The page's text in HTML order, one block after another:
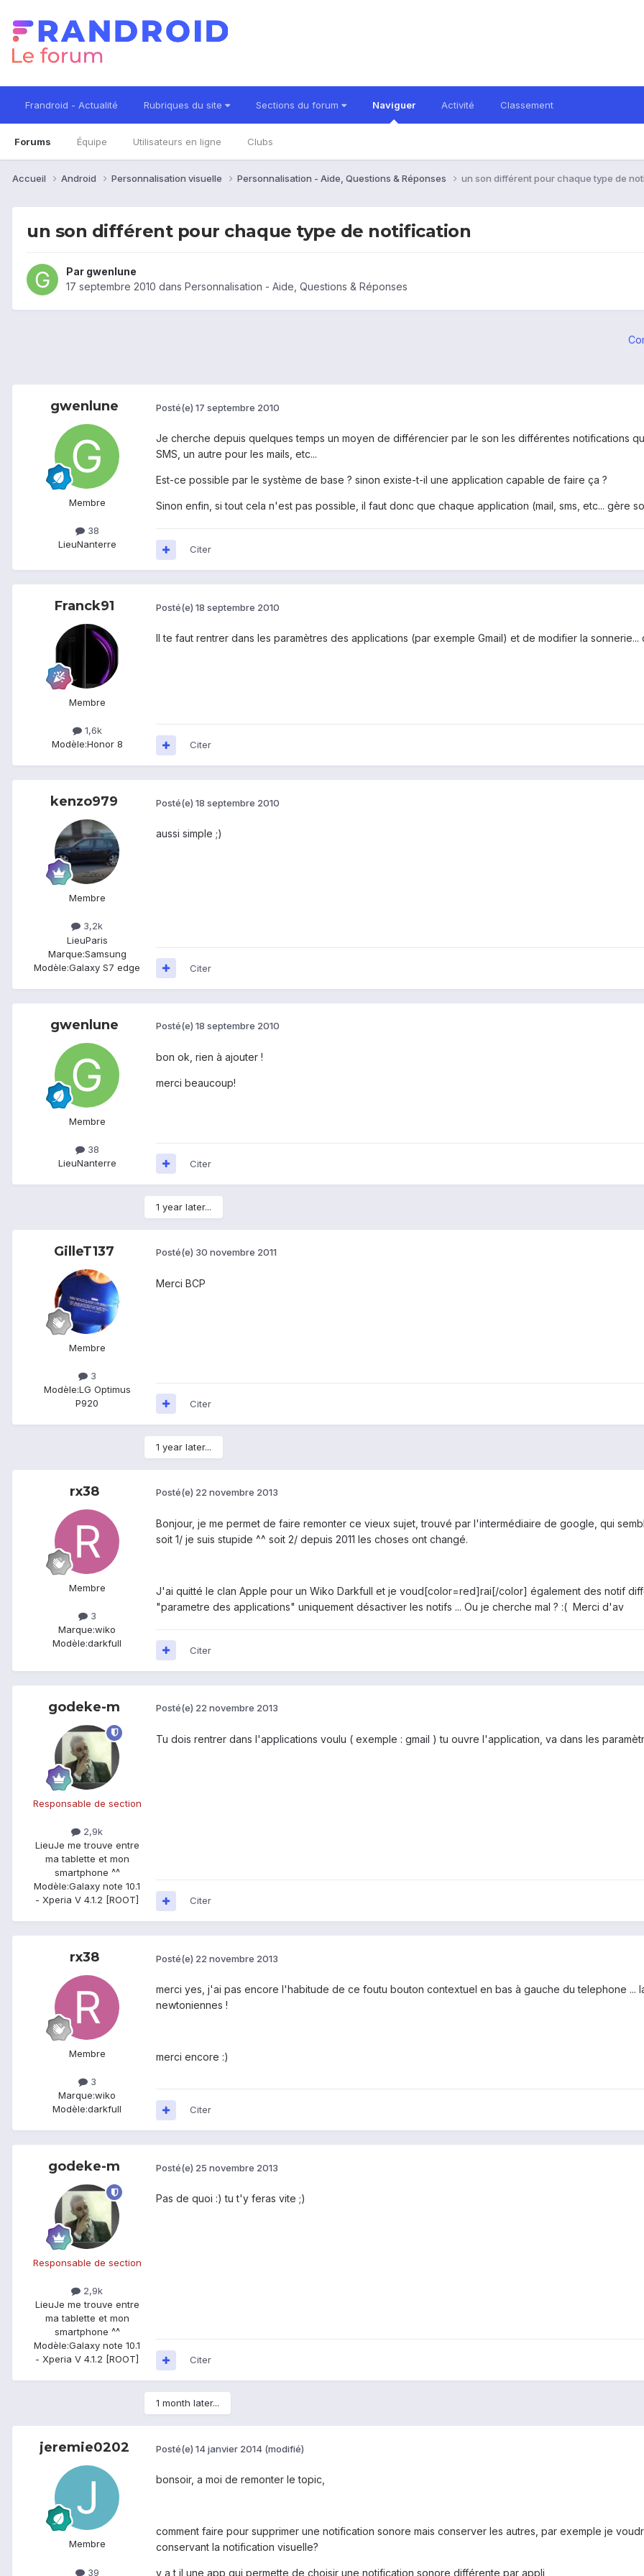
Frandroid - Actualité Rubriques du site Sections du forum Naviguer
Forums Équipe Utilisateurs en ligne Clubs
Activité Classement
Accueil Android Personnalisation visuelle Personnalisation - Aide, Questions & Réponses un son différent pour chaque type de
un son différent pour chaque type de notification
Par gwenlune
17 septembre 2010 dans Personnalisation - Aide, Questions & Réponses
gwenlune
Membre
38
LieuNanterre
Posté(e) 17 septembre 2010
Je cherche depuis quelques temps un moyen de différencier par le son les différentes notifications
SMS, un autre pour les mails, etc...
Est-ce possible par le système de base ? sinon existe-t-il une application capable de faire ça ?
Sinon enfin, si tout cela n'est pas possible, il faut donc que chaque application (mail, sms, etc... gère
Citer
Franck91
Membre
1,6k
Modèle:Honor 8
Posté(e) 18 septembre 2010
Il te faut rentrer dans les paramètres des applications (par exemple Gmail) et de modifier la sonnerie...
Citer
kenzo979
Membre
3,2k
LieuParis
Marque:Samsung
Modèle:Galaxy S7 edge
Posté(e) 18 septembre 2010
aussi simple ;)
Citer
gwenlune
Membre
38
LieuNanterre
Posté(e) 18 septembre 2010
bon ok, rien à ajouter !
merci beaucoup!
Citer
1 year later...
GilleT137
Membre
3
Modèle:LG Optimus
P920
Posté(e) 30 novembre 2011
Merci BCP
Citer
1 year later...
rx38
Membre
3
Marque:wiko
Modèle:darkfull
Posté(e) 22 novembre 2013
Bonjour, je me permet de faire remonter ce vieux sujet, trouvé par l'intermédiaire de google, qui
soit 1/ je suis stupide ^^ soit 2/ depuis 2011 les choses ont changé.
J'ai quitté le clan Apple pour un Wiko Darkfull et je voud[color=red]rai[/color] également des notif
"parametre des applications" uniquement désactiver les notifs ... Ou je cherche mal ? :( Merci d'av
Citer
godeke-m
Responsable de section
2,9k
LieuJe me trouve entre
ma tablette et mon
smartphone ^^
Modèle:Galaxy note 10.1
- Xperia V 4.1.2 [ROOT]
Posté(e) 22 novembre 2013
Tu dois rentrer dans l'applications voulu ( exemple : gmail ) tu ouvre l'application, va dans les
Citer
rx38
Membre
3
Marque:wiko
Modèle:darkfull
Posté(e) 22 novembre 2013
merci yes, j'ai pas encore l'habitude de ce foutu bouton contextuel en bas à gauche du telephone ...
newtoniennes !
merci encore :)
Citer
godeke-m
Responsable de section
2,9k
LieuJe me trouve entre
ma tablette et mon
smartphone ^^
Modèle:Galaxy note 10.1
- Xperia V 4.1.2 [ROOT]
Posté(e) 25 novembre 2013
Pas de quoi :) tu t'y feras vite ;)
Citer
1 month later...
jeremie0202
Membre
39
Posté(e) 14 janvier 2014 (modifié)
bonsoir, a moi de remonter le topic,
comment faire pour supprimer une notification sonore mais conserver les autres, par exemple je
conservant la notification visuelle?
y a t il une app qui permette de choisir une notification sonore différente par appli